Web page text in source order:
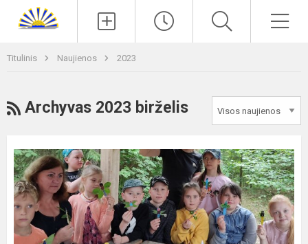
Titulinis Naujienos 2023
RSS
Archyvas 2023 birželis
Sveika,
vasara!